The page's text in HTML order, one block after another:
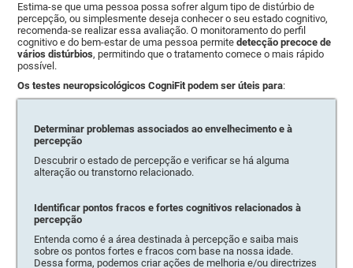
Estima-se que uma pessoa possa sofrer algum tipo de distúrbio de
percepção, ou simplesmente deseja conhecer o seu estado cognitivo,
recomenda-se realizar essa avaliação. O monitoramento do perfil
cognitivo e do bem-estar de uma pessoa permitedetecção precoce de
vários distúrbios, permitindo que o tratamento comece o mais rápido
possível.
Os testes neuropsicológicos CogniFit podem ser úteis para:
Determinar problemas associados ao envelhecimento e à
percepção
Descubrir o estado de percepção e verificar se há alguma
alteração ou transtorno relacionado.
Identificar pontos fracos e fortes cognitivos relacionados à
percepção
Entenda como é a área destinada à percepção e saiba mais
sobre os pontos fortes e fracos com base na nossa idade.
Dessa forma, podemos criar ações de melhoria e/ou directrizes